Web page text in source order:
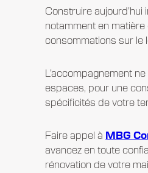
Construire
notamment en matière
consommations sur le
L’accompagnement
espaces, pour une
spécificités de votre
Faire appel à MBG
avancez en toute
rénovation de votre